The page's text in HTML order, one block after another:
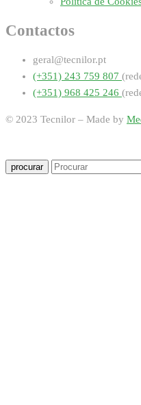
Contactos
geral@tecnilor.pt
(+351) 243 759 807
(+351) 968 425 246
© 2023 Tecnilor – Made by
procurar